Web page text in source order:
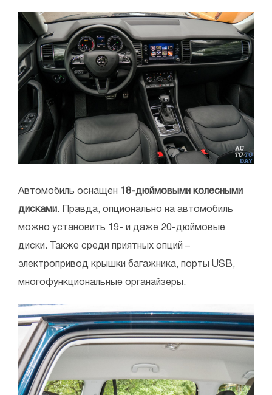
Автомобиль оснащен 18-дюймовыми колесными
дисками . Правда, опционально на автомобиль
можно установить 19- и даже 20-дюймовые
диски. Также среди приятных опций –
электропривод крышки багажника, порты USB,
многофункциональные органайзеры.